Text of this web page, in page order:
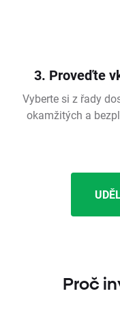
3. Proveďte
Vyberte si z řady
okamžitých a
Proč